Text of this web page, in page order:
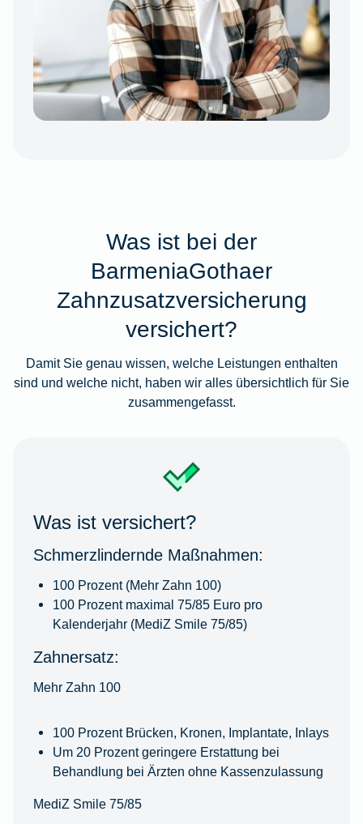
Was ist bei der
BarmeniaGothaer
Zahnzusatzversicherung
versichert?
Damit Sie genau wissen, welche Leistungen enthalten
sind und welche nicht, haben wir alles übersichtlich für Sie
zusammengefasst.
Was ist versichert?
Schmerzlindernde Maßnahmen:
100 Prozent (Mehr Zahn 100)
100 Prozent maximal 75/85 Euro pro
Kalenderjahr (MediZ Smile 75/85)
Zahnersatz:
Mehr Zahn 100
100 Prozent Brücken, Kronen, Implantate, Inlays
Um 20 Prozent geringere Erstattung bei
Behandlung bei Ärzten ohne Kassenzulassung
MediZ Smile 75/85